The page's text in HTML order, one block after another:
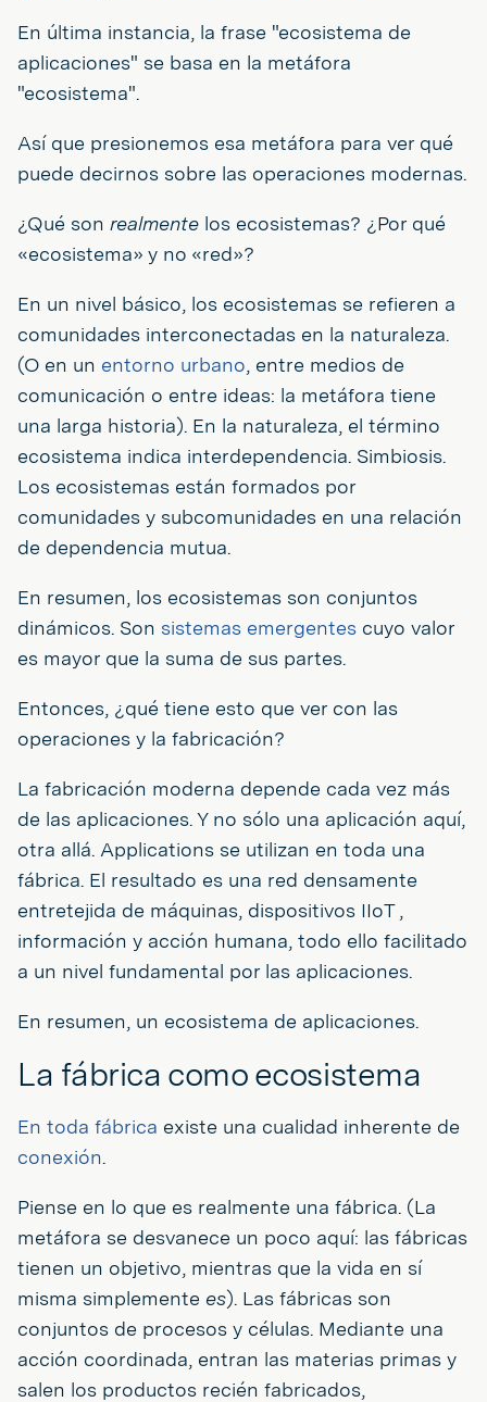
En última instancia, la frase "ecosistema de
aplicaciones" se basa en la metáfora
"ecosistema".
Así que presionemos esa metáfora para ver qué
puede decirnos sobre las operaciones modernas.
¿Qué son realmente los ecosistemas? ¿Por qué
«ecosistema» y no «red»?
En un nivel básico, los ecosistemas se refieren a
comunidades interconectadas en la naturaleza.
(O en un entorno urbano, entre medios de
comunicación o entre ideas: la metáfora tiene
una larga historia). En la naturaleza, el término
ecosistema indica interdependencia. Simbiosis.
Los ecosistemas están formados por
comunidades y subcomunidades en una relación
de dependencia mutua.
En resumen, los ecosistemas son conjuntos
dinámicos. Son sistemas emergentes cuyo valor
es mayor que la suma de sus partes.
Entonces, ¿qué tiene esto que ver con las
operaciones y la fabricación?
La fabricación moderna depende cada vez más
de las aplicaciones. Y no sólo una aplicación aquí,
otra allá. Applications se utilizan en toda una
fábrica. El resultado es una red densamente
entretejida de máquinas, dispositivos IIoT ,
información y acción humana, todo ello facilitado
a un nivel fundamental por las aplicaciones.
En resumen, un ecosistema de aplicaciones.
La fábrica como ecosistema
En toda fábrica existe una cualidad inherente de
conexión.
Piense en lo que es realmente una fábrica. (La
metáfora se desvanece un poco aquí: las fábricas
tienen un objetivo, mientras que la vida en sí
misma simplemente es). Las fábricas son
conjuntos de procesos y células. Mediante una
acción coordinada, entran las materias primas y
salen los productos recién fabricados,